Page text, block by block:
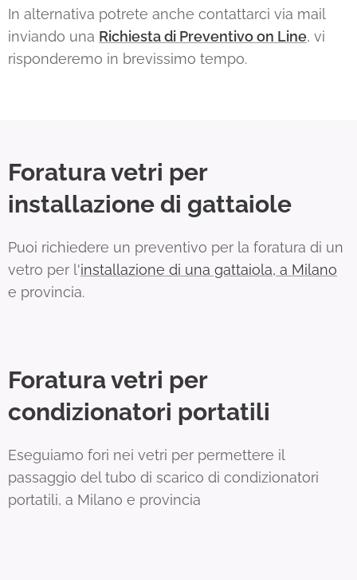
In alternativa potrete anche contattarci via mail
inviando una Richiesta di Preventivo on Line, vi
risponderemo in brevissimo tempo.
Foratura vetri per
installazione di gattaiole
Puoi richiedere un preventivo per la foratura di un
vetro per l'installazione di una gattaiola, a Milano
e provincia.
Foratura vetri per
condizionatori portatili
Eseguiamo fori nei vetri per permettere il
passaggio del tubo di scarico di condizionatori
portatili, a Milano e provincia